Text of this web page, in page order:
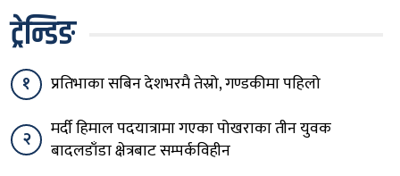
ट्रेन्डिङ
१ प्रतिभाका सबिन देशभरमै तेस्रो, गण्डकीमा पहिलो
२
मर्दी हिमाल पदयात्रामा गएका पोखराका तीन युवक
बादलडाँडा क्षेत्रबाट सम्पर्कविहीन